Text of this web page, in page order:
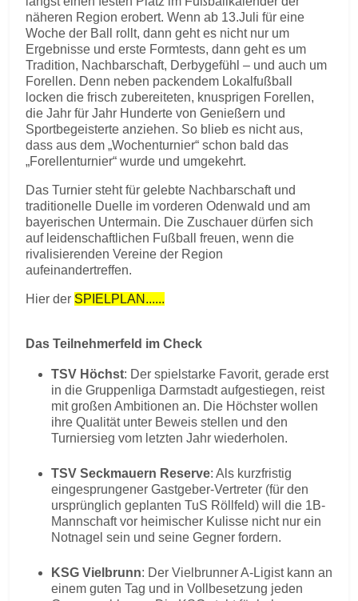
näheren Region erobert. Wenn ab 13.Juli für eine
Woche der Ball rollt, dann geht es nicht nur um
Ergebnisse und erste Formtests, dann geht es um
Tradition, Nachbarschaft, Derbygefühl – und auch um
Forellen. Denn neben packendem Lokalfußball
locken die frisch zubereiteten, knusprigen Forellen,
die Jahr für Jahr Hunderte von Genießern und
Sportbegeisterte anziehen. So blieb es nicht aus,
dass aus dem „Wochenturnier“ schon bald das
„Forellenturnier“ wurde und umgekehrt.
Das Turnier steht für gelebte Nachbarschaft und
traditionelle Duelle im vorderen Odenwald und am
bayerischen Untermain. Die Zuschauer dürfen sich
auf leidenschaftlichen Fußball freuen, wenn die
rivalisierenden Vereine der Region
aufeinandertreffen.
Hier der SPIELPLAN......
Das Teilnehmerfeld im Check
TSV Höchst: Der spielstarke Favorit, gerade erst
in die Gruppenliga Darmstadt aufgestiegen, reist
mit großen Ambitionen an. Die Höchster wollen
ihre Qualität unter Beweis stellen und den
Turniersieg vom letzten Jahr wiederholen.
TSV Seckmauern Reserve: Als kurzfristig
eingesprungener Gastgeber-Vertreter (für den
ursprünglich geplanten TuS Röllfeld) will die 1B-
Mannschaft vor heimischer Kulisse nicht nur ein
Notnagel sein und seine Gegner fordern.
KSG Vielbrunn: Der Vielbrunner A-Ligist kann an
einem guten Tag und in Vollbesetzung jeden